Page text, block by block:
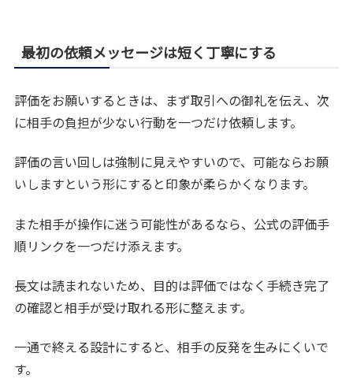
最初の依頼メッセージは短く丁寧にする
評価をお願いするときは、まず取引への御礼を伝え、次
に相手の負担が少ない行動を一つだけ依頼します。
評価の言い回しは強制に見えやすいので、可能ならお願
いしますという形にすると印象が柔らかくなります。
また相手が操作に迷う可能性があるなら、公式の評価手
順リンクを一つだけ添えます。
長文は読まれないため、目的は評価ではなく手続き完了
の確認と相手が受け取れる形に整えます。
一通で終える設計にすると、相手の反発を生みにくいで
す。